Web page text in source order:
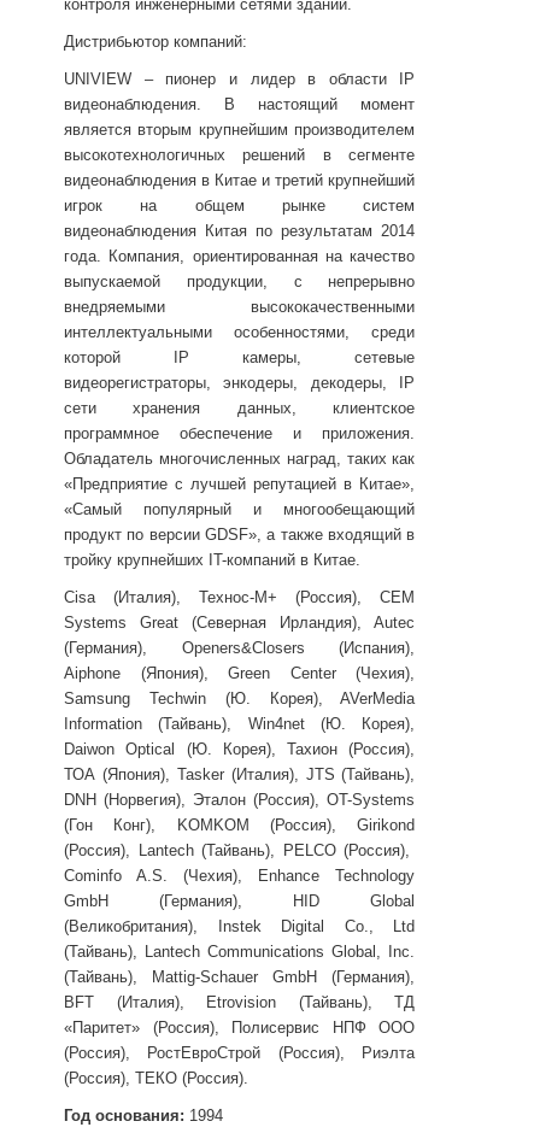
контроля инженерными сетями зданий.
Дистрибьютор компаний:
UNIVIEW – пионер и лидер в области IP
видеонаблюдения. В настоящий момент
является вторым крупнейшим производителем
высокотехнологичных решений в сегменте
видеонаблюдения в Китае и третий крупнейший
игрок на общем рынке систем
видеонаблюдения Китая по результатам 2014
года. Компания, ориентированная на качество
выпускаемой продукции, с непрерывно
внедряемыми высококачественными
интеллектуальными особенностями, среди
которой IP камеры, сетевые
видеорегистраторы, энкодеры, декодеры, IP
сети хранения данных, клиентское
программное обеспечение и приложения.
Обладатель многочисленных наград, таких как
«Предприятие с лучшей репутацией в Китае»,
«Самый популярный и многообещающий
продукт по версии GDSF», а также входящий в
тройку крупнейших IT-компаний в Китае.
Cisa (Италия), Технос-M+ (Россия), CEM
Systems Great (Северная Ирландия), Autec
(Германия), Openers&Closers (Испания),
Aiphone (Япония), Green Center (Чехия),
Samsung Techwin (Ю. Корея), AVerMedia
Information (Тайвань), Win4net (Ю. Корея),
Daiwon Optical (Ю. Корея), Тахион (Россия),
ТОА (Япония), Tasker (Италия), JTS (Тайвань),
DNH (Норвегия), Эталон (Россия), OT-Systems
(Гон Конг), KOMKOM (Россия), Girikond
(Россия), Lantech (Тайвань), PELCO (Россия),
Cominfo A.S. (Чехия), Enhance Technology
GmbH (Германия), HID Global
(Великобритания), Instek Digital Co., Ltd
(Тайвань), Lantech Communications Global, Inc.
(Тайвань), Mattig-Schauer GmbH (Германия),
BFT (Италия), Etrovision (Тайвань), ТД
«Паритет» (Россия), Полисервис НПФ ООО
(Россия), РостЕвроСтрой (Россия), Риэлта
(Россия), ТЕКО (Россия).
Год основания: 1994